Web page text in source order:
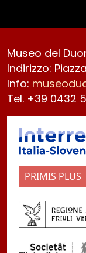
Museo del
Indirizzo:
Info:
Tel. +39 0432
PRIMIS PLUS